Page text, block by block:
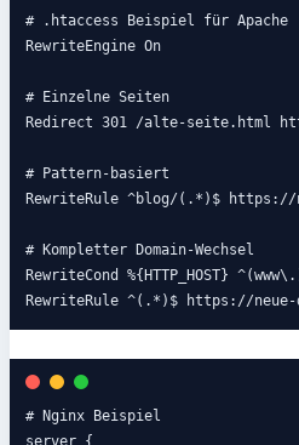
# .htaccess Beispiel für Apache
RewriteEngine On
# Einzelne Seiten
Redirect 301 /alte-seite.html
# Pattern-basiert
RewriteRule ^blog/(.*)$ https://
# Kompletter Domain-Wechsel
RewriteCond %{HTTP_HOST}
RewriteRule ^(.*)$ https://neue-
# Nginx Beispiel
server {